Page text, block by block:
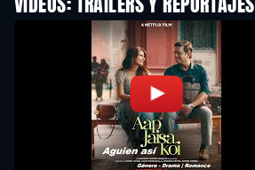
VÍDEOS: TRAILERS Y REPORTAJES